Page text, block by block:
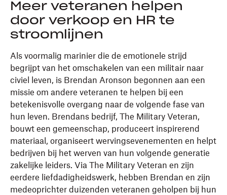
Meer veteranen helpen
door verkoop en HR te
stroomlijnen
Als voormalig marinier die de emotionele strijd
begrijpt van het omschakelen van een militair naar
civiel leven, is Brendan Aronson begonnen aan een
missie om andere veteranen te helpen bij een
betekenisvolle overgang naar de volgende fase van
hun leven. Brendans bedrijf, The Military Veteran,
bouwt een gemeenschap, produceert inspirerend
materiaal, organiseert wervingsevenementen en helpt
bedrijven bij het werven van hun volgende generatie
zakelijke leiders. Via The Military Veteran en zijn
eerdere liefdadigheidswerk, hebben Brendan en zijn
medeoprichter duizenden veteranen geholpen bij hun